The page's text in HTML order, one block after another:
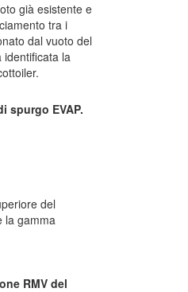
già esistente e
tra i
dal vuoto del
identificata la
spurgo EVAP.
del
la gamma
RMV del